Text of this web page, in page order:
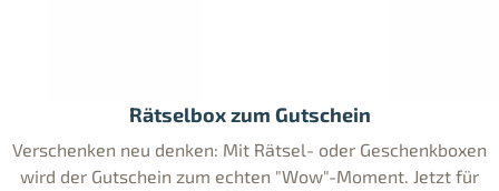
Rätselbox zum Gutschein
Verschenken neu denken: Mit Rätsel- oder Geschenkboxen
wird der Gutschein zum echten "Wow"-Moment. Jetzt für